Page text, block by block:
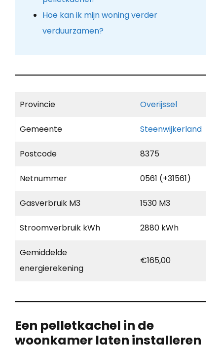
Hoe kan ik mijn woning verder
verduurzamen?
Provincie Overijssel
Gemeente Steenwijkerland
Postcode 8375
Netnummer 0561 (+31561)
Gasverbruik M3 1530 M3
Stroomverbruik kWh 2880 kWh
Gemiddelde
energierekening
€165,00
Een pelletkachel in de
woonkamer laten installeren